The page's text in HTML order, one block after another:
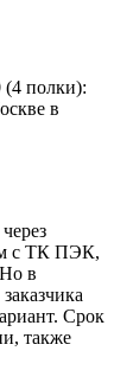
(4 полки):
в
с ТК ПЭК,
в
Срок
также